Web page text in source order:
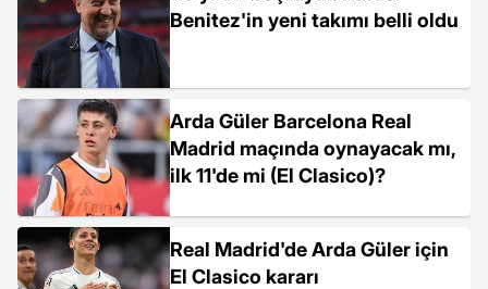
Benitez'in yeni takımı belli oldu
Arda Güler Barcelona Real
Madrid maçında oynayacak mı,
ilk 11'de mi (El Clasico)?
Real Madrid'de Arda Güler için
El Clasico kararı